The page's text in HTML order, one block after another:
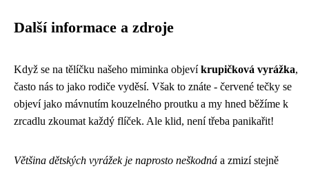
Další informace a zdroje
Když se na tělíčku našeho miminka objevíkrupičková vyrážka,
často nás to jako rodiče vyděsí. Však to znáte - červené tečky se
objeví jako mávnutím kouzelného proutku a my hned běžíme k
zrcadlu zkoumat každý flíček. Ale klid, není třeba panikařit!
Většina dětských vyrážek je naprosto neškodná a zmizí stejně